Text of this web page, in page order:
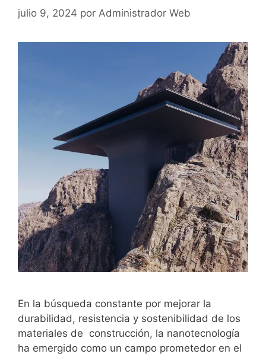
julio 9, 2024 por Administrador Web
En la búsqueda constante por mejorar la
durabilidad, resistencia y sostenibilidad de los
materiales de construcción, la nanotecnología
ha emergido como un campo prometedor en el